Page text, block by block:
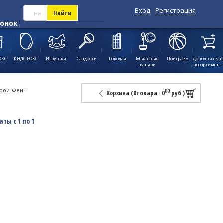
Найти Вход Регистрация
КИДС БОКС Игрушки Сладости Шоколад
Мыльные
пузыри
Поиграем
ассортимент
Корзина (0товара · 000руб)
Феи"
с 1 по 1